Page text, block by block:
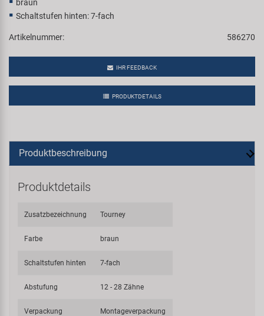
Markenübersicht
braun
Schaltstufen hinten: 7-fach
Artikelnummer: 586270
IHR FEEDBACK
PRODUKTDETAILS
Produktbeschreibung
Produktdetails
Zusatzbezeichnung Tourney
Farbe braun
Schaltstufen hinten 7-fach
Abstufung 12 - 28 Zähne
Verpackung Montageverpackung